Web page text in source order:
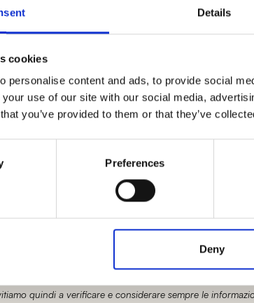
Details
cookies
personalise content and ads, to provide social
your use of our site with our social media,
you’ve provided to them or that they’ve
Preferences
Deny
piccoli il rigatino e unire il pecorino
Mescolare fino a ottenere un composto
un piano infarinato con l’aiuto di un
un coppapasta ricavare dei cerchi di
d’acqua e richiudere sigillando con le dita
formare un piccolo buco sulla superficie
minuti
causando temporaneamente variazioni tra le
quindi a verificare e considerare sempre le